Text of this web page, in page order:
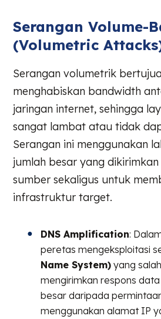
Serangan Volume-
(Volumetric
Serangan volumetrik
menghabiskan bandwidth
jaringan internet, sehingga
sangat lambat atau tidak
Serangan ini menggunakan
jumlah besar yang
sumber sekaligus untuk
infrastruktur target.
DNS Amplification:
peretas mengeksploitasi
Name System) yang
mengirimkan respons
besar daripada
menggunakan alamat IP